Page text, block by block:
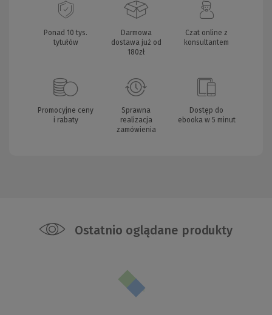
Ponad 10 tys.
tytułów
Darmowa
dostawa już od
180zł
Czat online z
konsultantem
Promocyjne ceny
i rabaty
Sprawna
realizacja
zamówienia
Dostęp do
ebooka w 5 minut
Ostatnio oglądane produkty